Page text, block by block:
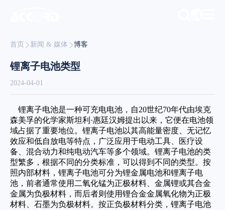
首页 新闻 & 媒体 博客
锂离子电池类型
2024-04-01
锂离子电池是一种可充电电池，自20世纪70年代由埃克
森美孚的化学家斯坦利·惠廷汉姆提出以来，它便在电池领
域占据了重要地位。锂离子电池以其高能量密度、无记忆
效应和低自放电等特点，广泛应用于电动工具、医疗设
备、混合动力和纯电动汽车等多个领域。锂离子电池的类
型繁多，根据不同的分类标准，可以得到不同的类型。按
照内部材料，锂离子电池可分为锂金属电池和锂离子电
池，前者通常使用二氧化锰为正极材料、金属锂或其合金
金属为负极材料，而后者则使用锂合金金属氧化物为正极
材料、石墨为负极材料。按正负极材料分类，锂离子电池